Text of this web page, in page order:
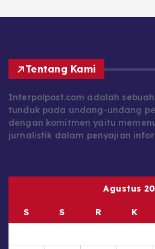
Tentang Kami
Interpolpost.com adalah
tunduk pada undang-undang
dengan komitmen yaitu
jurnalistik dalam penyajian
Agustus
S S R K